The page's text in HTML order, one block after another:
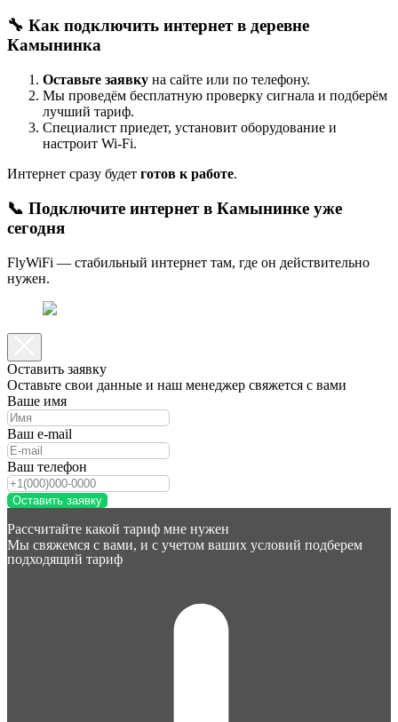
🔧 Как подключить интернет в деревне
Камынинка
Оставьте заявку на сайте или по телефону.
Мы проведём бесплатную проверку сигнала и подберём
лучший тариф.
Специалист приедет, установит оборудование и
настроит Wi-Fi.
Интернет сразу будет готов к работе.
📞 Подключите интернет в Камынинке уже
сегодня
FlyWiFi — стабильный интернет там, где он действительно
нужен.
Оставить заявку
Оставьте свои данные и наш менеджер свяжется с вами
Ваше имя
Ваш e-mail
Ваш телефон
Оставить заявку
Рассчитайте какой тариф мне нужен
Мы свяжемся с вами, и с учетом ваших условий подберем
подходящий тариф